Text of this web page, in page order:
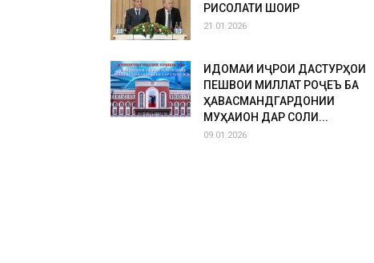
РИСОЛАТИ ШОИР
21.01.2026
ИДОМАИ ИҶРОИ ДАСТУРҲОИ
ПЕШВОИ МИЛЛАТ РОҶЕЪ БА
ҲАВАСМАНДГАРДОНИИ
МУҲАҚҚИҚОН ДАР СОЛИ...
09.01.2026